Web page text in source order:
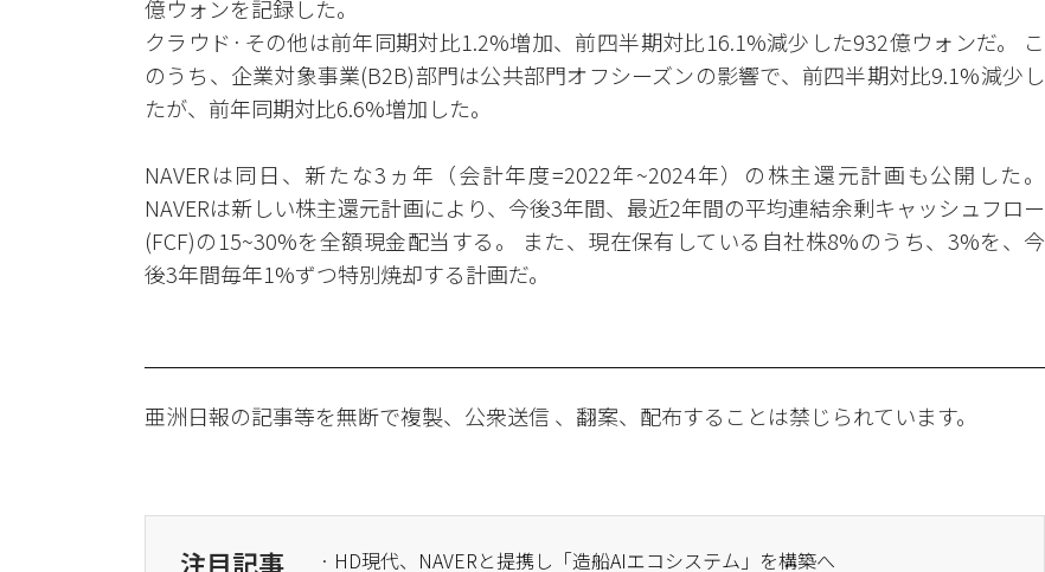
億ウォンを記録した。
クラウド·その他は前年同期対比1.2%増加、前四半期対比16.1%減少した932億ウォンだ。 こ
のうち、企業対象事業(B2B)部門は公共部門オフシーズンの影響で、前四半期対比9.1%減少し
たが、前年同期対比6.6%増加した。
NAVERは同日、新たな3ヵ年（会計年度=2022年~2024年）の株主還元計画も公開した。
NAVERは新しい株主還元計画により、今後3年間、最近2年間の平均連結余剰キャッシュフロー
(FCF)の15~30%を全額現金配当する。 また、現在保有している自社株8%のうち、3%を、今
後3年間毎年1%ずつ特別焼却する計画だ。
亜洲日報の記事等を無断で複製、公衆送信 、翻案、配布することは禁じられています。
注目記事 · HD現代、NAVERと提携し「造船AIエコシステム」を構築へ